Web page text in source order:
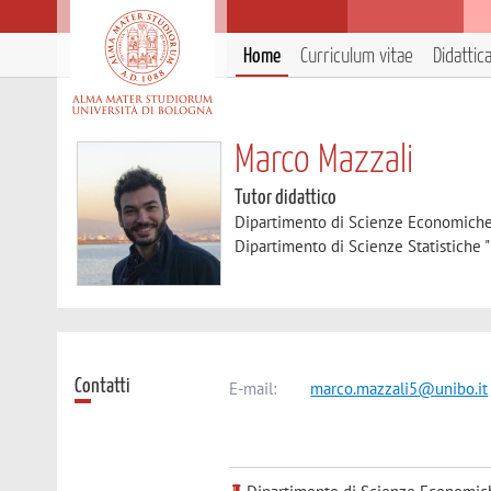
Home Curriculum vitae Didattica
Marco Mazzali
Tutor didattico
Dipartimento di Scienze
Dipartimento di Scienze Statistiche
Contatti E-mail: marco.mazzali5@unibo.it